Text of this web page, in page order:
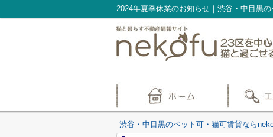
2024年夏季休業のお知らせ｜渋谷・中目黒
渋谷・中目黒のペット可・猫可賃貸なら